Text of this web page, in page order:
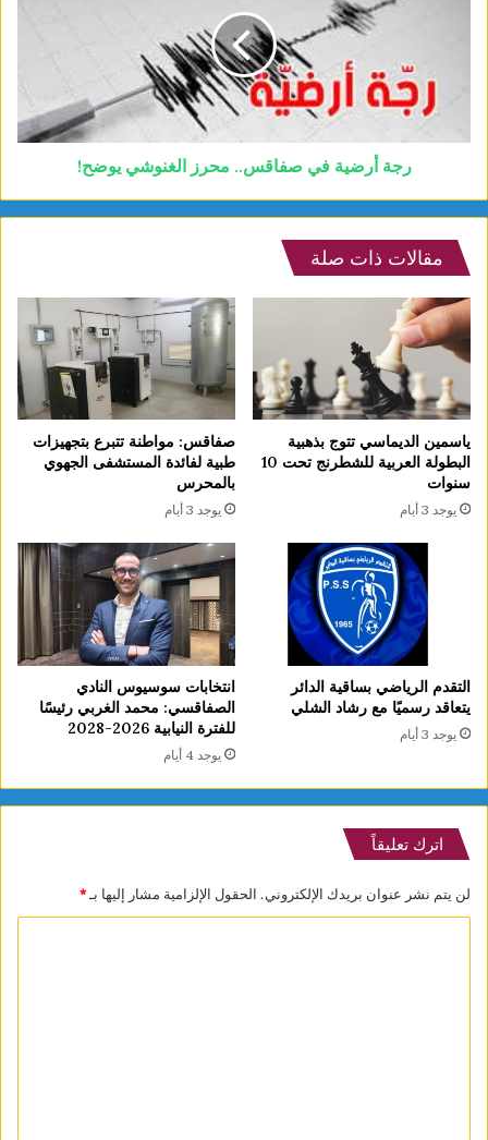
رجة أرضية في صفاقس.. محرز الغنوشي يوضح!
مقالات ذات صلة
ياسمين الديماسي تتوج بذهبية
البطولة العربية للشطرنج تحت 10
سنوات
يوجد 3 أيام
صفاقس: مواطنة تتبرع بتجهيزات
طبية لفائدة المستشفى الجهوي
بالمحرس
يوجد 3 أيام
التقدم الرياضي بساقية الدائر
يتعاقد رسميًا مع رشاد الشلي
يوجد 3 أيام
انتخابات سوسيوس النادي
الصفاقسي: محمد الغربي رئيسًا
للفترة النيابية 2026-2028
يوجد 4 أيام
اترك تعليقاً
لن يتم نشر عنوان بريدك الإلكتروني. الحقول الإلزامية مشار إليها بـ*